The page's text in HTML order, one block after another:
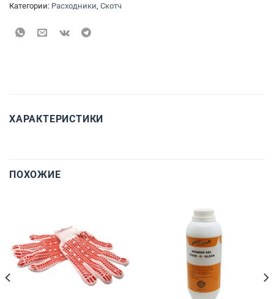
Категории: Расходники Скотч
ХАРАКТЕРИСТИКИ
ПОХОЖИЕ